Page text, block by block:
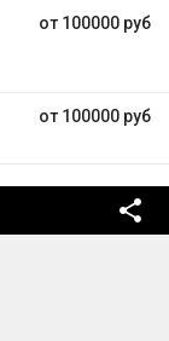
от 100000 руб
от 100000 руб